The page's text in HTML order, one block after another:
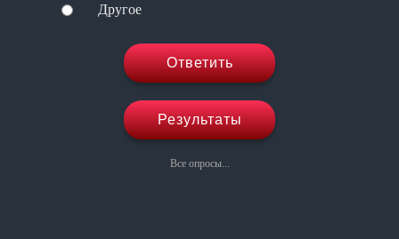
Другое
Ответить
Результаты
Все опросы...